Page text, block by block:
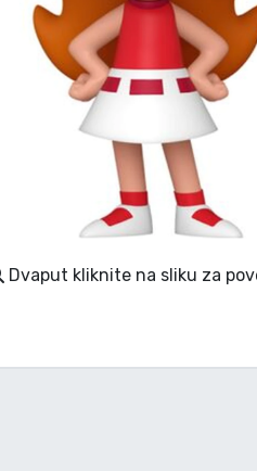
Dvaput kliknite na sliku za